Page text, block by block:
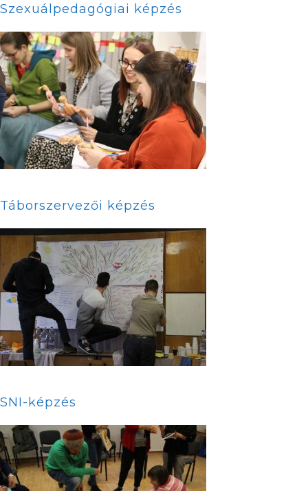
Szexuálpedagógiai képzés
Táborszervezői képzés
SNI-képzés